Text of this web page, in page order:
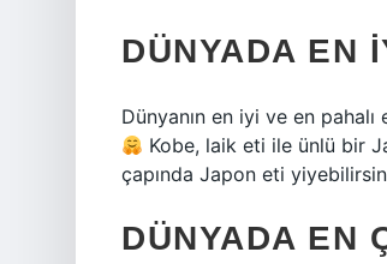
DÜNYADA EN
Dünyanın en iyi ve en
Kobe, laik eti ile ünlü bir
çapında Japon eti
DÜNYADA EN